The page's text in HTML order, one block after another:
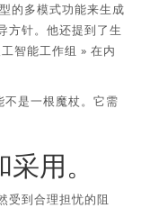
的多模式功能来生成
方针。他还提到了生
工智能工作组 » 在内
是一根魔杖。它需
用。
受到合理担忧的阻